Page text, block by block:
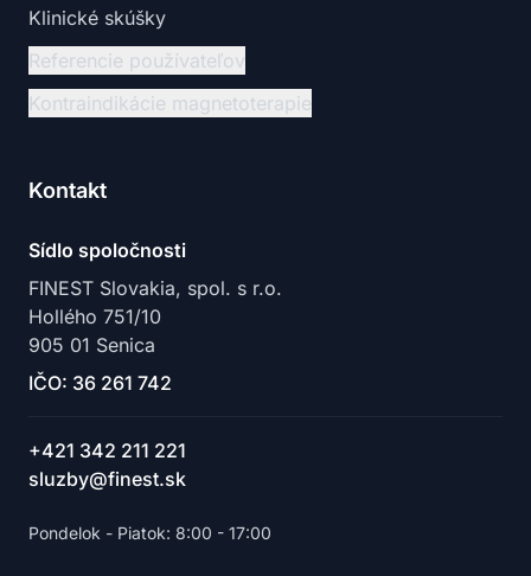
Klinické skúšky
Referencie používateľov
Kontraindikácie magnetoterapie
Kontakt
Sídlo spoločnosti
FINEST Slovakia, spol. s r.o.
Hollého 751/10
905 01 Senica
IČO: 36 261 742
+421 342 211 221
sluzby@finest.sk
Pondelok - Piatok: 8:00 - 17:00